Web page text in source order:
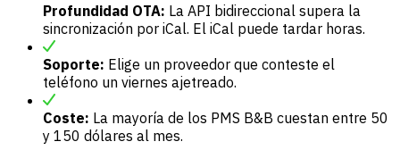
Profundidad OTA: La API bidireccional supera la
sincronización por iCal. El iCal puede tardar horas.
Soporte: Elige un proveedor que conteste el
teléfono un viernes ajetreado.
Coste: La mayoría de los PMS B&B cuestan entre 50
y 150 dólares al mes.